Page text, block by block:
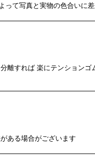
て写真と実物の色合いに
すれば 楽にテンション
ある場合がございます